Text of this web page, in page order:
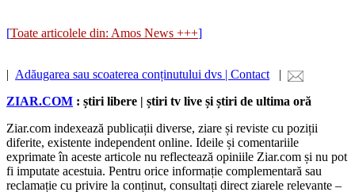
[Toate articolele din: Amos News +++]
| Adăugarea sau scoaterea conținutului dvs | Contact |
ZIAR.COM : știri libere | știri tv live și știri de ultima oră
Ziar.com indexează publicații diverse, ziare și reviste cu poziții
diferite, existente independent online. Ideile și comentariile
exprimate în aceste articole nu reflectează opiniile Ziar.com și nu pot
fi imputate acestuia. Pentru orice informație complementară sau
reclamație cu privire la conținut, consultați direct ziarele relevante –